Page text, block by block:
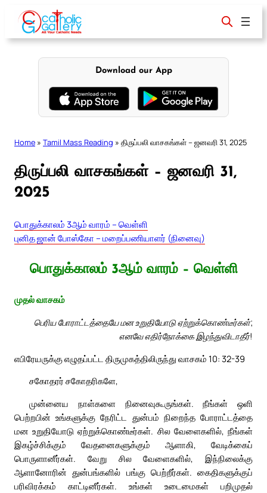
content
Download our App
Home » Tamil Mass Reading » திருப்பலி வாசகங்கள் – ஜனவரி 31, 2025
திருப்பலி வாசகங்கள் – ஜனவரி 31,
2025
பொதுக்காலம் 3ஆம் வாரம் – வெள்ளி
புனித ஜான் போஸ்கோ – மறைப்பணியாளர் (நினைவு)
பொதுக்காலம் 3ஆம் வாரம் – வெள்ளி
முதல் வாசகம்
பெரிய போராட்டத்தையே மன உறுதியோடு ஏற்றுக்கொண்டீர்கள்;
எனவே எதிர்நோக்கை இழந்துவிடாதீர்!
எபிரேயருக்கு எழுதப்பட்ட திருமுகத்திலிருந்து வாசகம் 10: 32-39
சகோதரர் சகோதரிகளே,
முன்னைய நாள்களை நினைவுகூருங்கள். நீங்கள் ஒளி
பெற்றபின் உங்களுக்கு நேரிட்ட துன்பம் நிறைந்த போராட்டத்தை
மன உறுதியோடு ஏற்றுக்கொண்டீர்கள். சில வேளைகளில், நீங்கள்
இகழ்ச்சிக்கும் வேதனைகளுக்கும் ஆளாகி, வேடிக்கைப்
பொருளானீர்கள். வேறு சில வேளைகளில், இந்நிலைக்கு
ஆளானோரின் துன்பங்களில் பங்கு பெற்றீர்கள். கைதிகளுக்குப்
பரிவிரக்கம் காட்டினீர்கள். உங்கள் உடைமைகள் பறிமுதல்